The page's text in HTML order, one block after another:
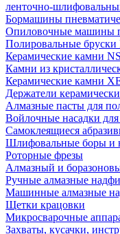
ленточно-
Бормашины
Опиловочные машины
Полировальные
Керамические камни
Камни из
Керамические камни
Держатели
Алмазные пасты для
Войлочные насадки
Самоклеящиеся
Шлифовальные боры и
Роторные фрезы
Алмазный и
Ручные алмазные
Машинные алмазные
Щетки крацовки
Микросварочные
Захваты, кусачки,